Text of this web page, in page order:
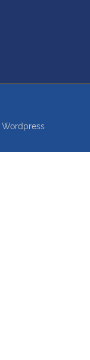
Wordpress